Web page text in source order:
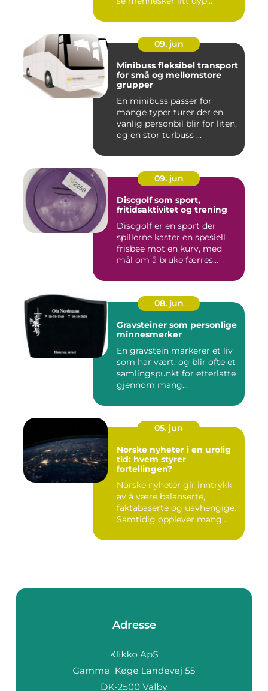
09. jun
Minibuss fleksibel transport
for små og mellomstore
grupper
En minibuss passer for
mange typer turer der en
vanlig personbil blir for liten,
og en stor turbuss ...
09. jun
Discgolf som sport,
fritidsaktivitet og trening
Discgolf er en sport der
spillerne kaster en spesiell
frisbee mot en kurv, med
mål om å bruke færres...
08. jun
Gravsteiner som personlige
minnesmerker
En gravstein markerer et liv
som har vært, og blir ofte et
samlingspunkt for etterlatte
gjennom mang...
05. jun
Norske nyheter i en urolig
tid: hvem styrer
fortellingen?
Norske nyheter gir inntrykk
av å være balanserte,
faktabaserte og uavhengige.
Samtidig opplever mang...
Adresse